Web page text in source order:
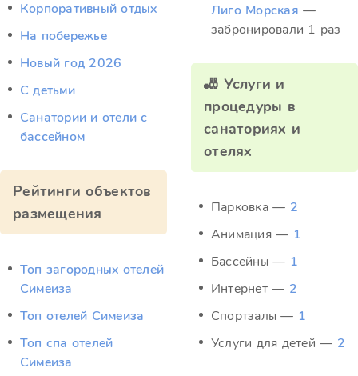
Корпоративный отдых
На побережье
Новый год 2026
С детьми
Санатории и отели с
бассейном
Рейтинги объектов
размещения
Топ загородных отелей
Симеиза
Топ отелей Симеиза
Топ спа отелей
Симеиза
Лиго Морская —
забронировали 1 раз
🎳 Услуги и
процедуры в
санаториях и
отелях
Парковка — 2
Анимация — 1
Бассейны — 1
Интернет — 2
Спортзалы — 1
Услуги для детей — 2